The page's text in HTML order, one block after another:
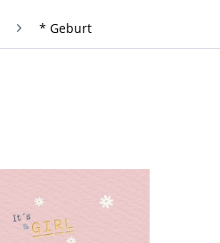
* Geburt